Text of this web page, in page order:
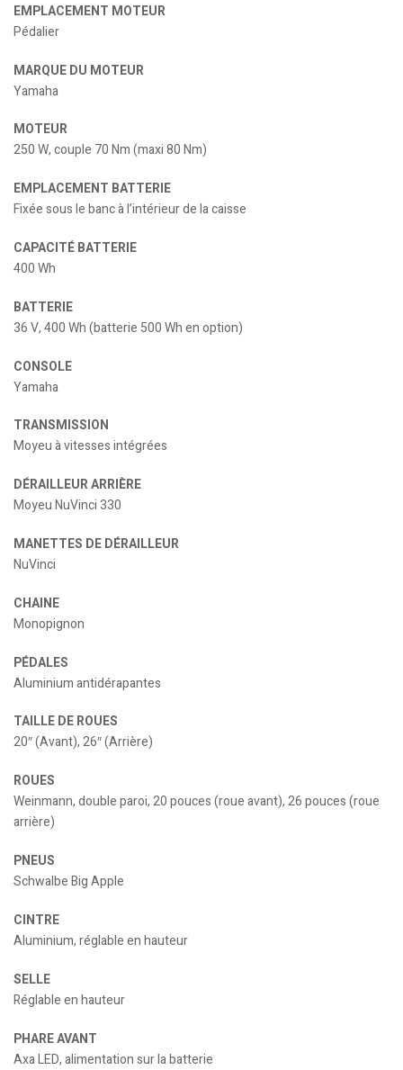
EMPLACEMENT MOTEUR
Pédalier
MARQUE DU MOTEUR
Yamaha
MOTEUR
250 W, couple 70 Nm (maxi 80 Nm)
EMPLACEMENT BATTERIE
Fixée sous le banc à l’intérieur de la caisse
CAPACITÉ BATTERIE
400 Wh
BATTERIE
36 V, 400 Wh (batterie 500 Wh en option)
CONSOLE
Yamaha
TRANSMISSION
Moyeu à vitesses intégrées
DÉRAILLEUR ARRIÈRE
Moyeu NuVinci 330
MANETTES DE DÉRAILLEUR
NuVinci
CHAINE
Monopignon
PÉDALES
Aluminium antidérapantes
TAILLE DE ROUES
20″ (Avant), 26″ (Arrière)
ROUES
Weinmann, double paroi, 20 pouces (roue avant), 26 pouces (roue
arrière)
PNEUS
Schwalbe Big Apple
CINTRE
Aluminium, réglable en hauteur
SELLE
Réglable en hauteur
PHARE AVANT
Axa LED, alimentation sur la batterie